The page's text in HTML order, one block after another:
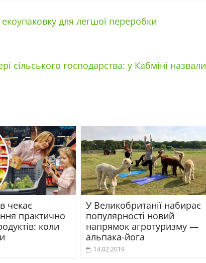
для легшої переробки
сільського господарства: у Кабміні назвали
чекає
практично
коли
У Великобританії набирає
популярності новий
напрямок агротуризму —
альпака-йога
14.02.2019